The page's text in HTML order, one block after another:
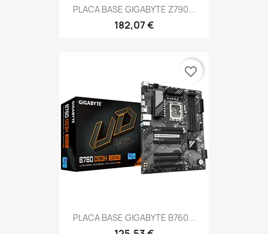
PLACA BASE GIGABYTE Z790...
182,07 €
PLACA BASE GIGABYTE B760...
favorite_border